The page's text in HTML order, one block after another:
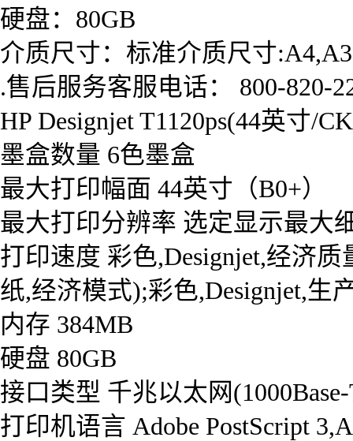
硬盘：80GB
介质尺寸：标准介质尺寸
.售后服务客服电话： 800-820-
HP Designjet T1120ps(44英寸/
墨盒数量 6色墨盒
最大打印幅面 44英寸（B0+）
最大打印分辨率 选定显示最大
打印速度 彩色,Designjet,经济
纸,经济模式);彩色,Designjet,生
内存 384MB
硬盘 80GB
接口类型 千兆以太网
打印机语言 Adobe PostScript